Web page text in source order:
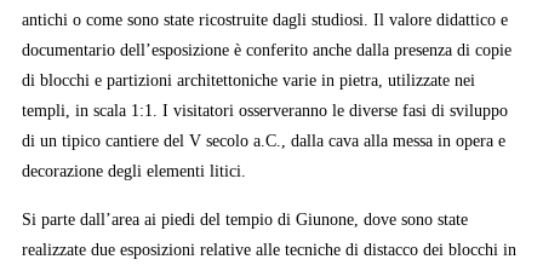
antichi o come sono state ricostruite dagli studiosi. Il valore didattico e
documentario dell’esposizione è conferito anche dalla presenza di copie
di blocchi e partizioni architettoniche varie in pietra, utilizzate nei
templi, in scala 1:1. I visitatori osserveranno le diverse fasi di sviluppo
di un tipico cantiere del V secolo a.C., dalla cava alla messa in opera e
decorazione degli elementi litici.
Si parte dall’area ai piedi del tempio di Giunone, dove sono state
realizzate due esposizioni relative alle tecniche di distacco dei blocchi in